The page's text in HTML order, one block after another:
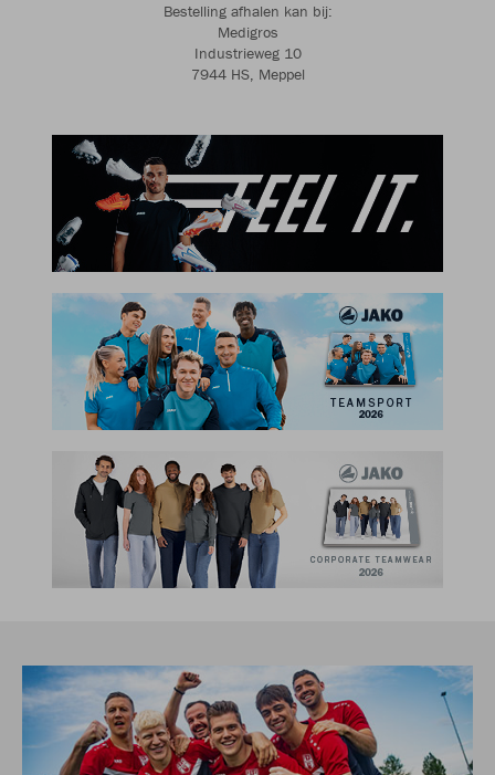
Bestelling afhalen kan bij:
Medigros
Industrieweg 10
7944 HS, Meppel